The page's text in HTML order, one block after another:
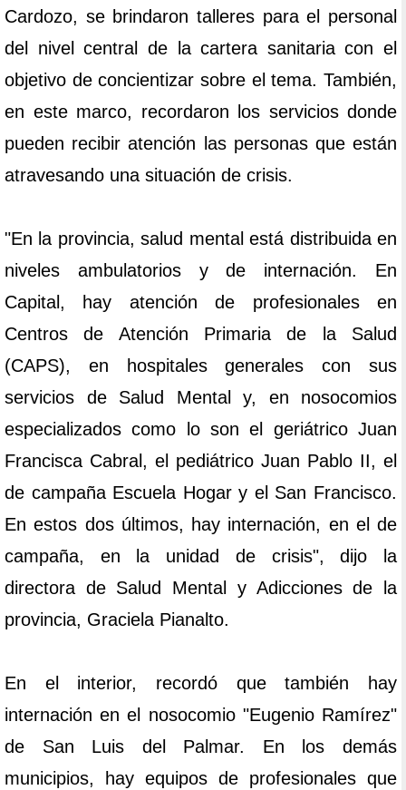
Cardozo, se brindaron talleres para el personal
del nivel central de la cartera sanitaria con el
objetivo de concientizar sobre el tema. También,
en este marco, recordaron los servicios donde
pueden recibir atención las personas que están
atravesando una situación de crisis.
"En la provincia, salud mental está distribuida en
niveles ambulatorios y de internación. En
Capital, hay atención de profesionales en
Centros de Atención Primaria de la Salud
(CAPS), en hospitales generales con sus
servicios de Salud Mental y, en nosocomios
especializados como lo son el geriátrico Juan
Francisca Cabral, el pediátrico Juan Pablo II, el
de campaña Escuela Hogar y el San Francisco.
En estos dos últimos, hay internación, en el de
campaña, en la unidad de crisis", dijo la
directora de Salud Mental y Adicciones de la
provincia, Graciela Pianalto.
En el interior, recordó que también hay
internación en el nosocomio "Eugenio Ramírez"
de San Luis del Palmar. En los demás
municipios, hay equipos de profesionales que